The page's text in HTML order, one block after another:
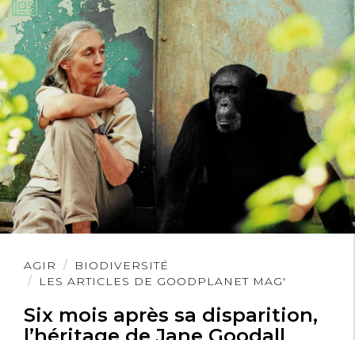
AGIR
BIODIVERSITÉ
LES ARTICLES DE GOODPLANET MAG'
Six mois après sa disparition,
Lire
l'article